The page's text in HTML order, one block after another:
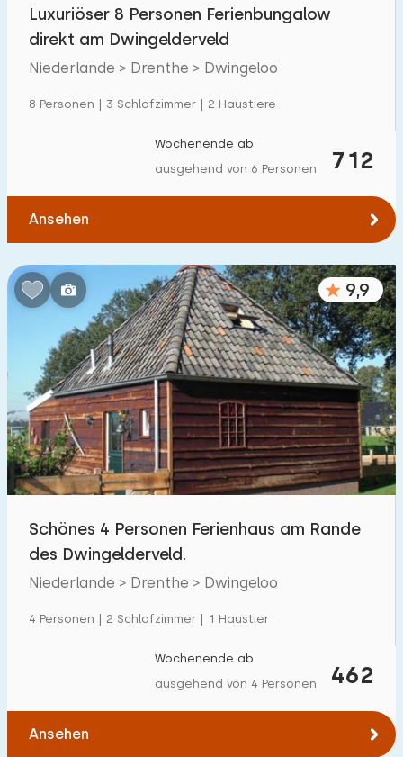
1 2 5 10 20
Zum Wald(max. km):
1 2 5 10 20
Zu öffentlichen Verkehrsmitteln(max. km):
0,2 0,5 2 5
Unterkunft
Nicht im Ferienpark 8
Im Ferienpark 3
Einfamilienhaus 11
Ferienbauernhof
Villa
Ferienwohnung
Kindermöbel
Luxuriöser 8 Personen Ferienbungalow
direkt am Dwingelderveld
Niederlande > Drenthe > Dwingeloo
8 Personen | 3 Schlafzimmer | 2 Haustiere
712
Wochenende ab
ausgehend von 6 Personen
Ansehen
9,9
Schönes 4 Personen Ferienhaus am Rande
des Dwingelderveld.
Niederlande > Drenthe > Dwingeloo
4 Personen | 2 Schlafzimmer | 1 Haustier
462
Wochenende ab
ausgehend von 4 Personen
Ansehen